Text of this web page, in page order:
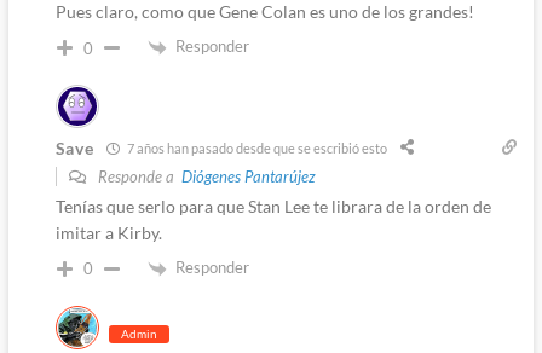
Pues claro, como que Gene Colan es uno de los grandes!
0 Responder
Save 7 años han pasado desde que se escribió esto
Responde a Diógenes Pantarújez
Tenías que serlo para que Stan Lee te librara de la orden de
imitar a Kirby.
0 Responder
Admin